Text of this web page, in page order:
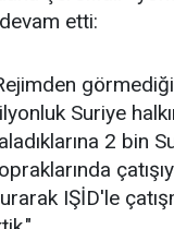
etti:
Suriye
2 bin
IŞİD'le